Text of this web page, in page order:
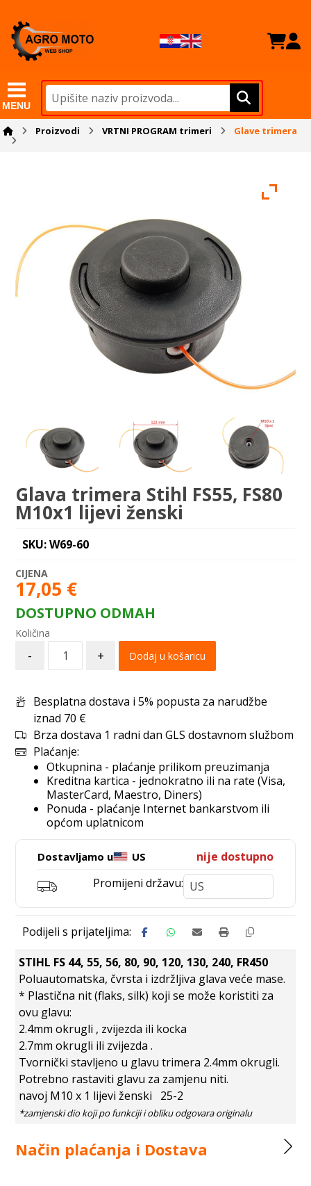
MENU
Proizvodi VRTNI PROGRAM trimeri Glave trimera
Glava trimera Stihl FS55, FS80
M10x1 lijevi ženski
SKU: W69-60
17,05 €
DOSTUPNO ODMAH
- + Dodaj u košaricu
Besplatna dostava i 5% popusta za narudžbe
iznad 70 €
Brza dostava 1 radni dan GLS dostavnom službom
Plaćanje:
Otkupnina - plaćanje prilikom preuzimanja
Kreditna kartica - jednokratno ili na rate (Visa,
MasterCard, Maestro, Diners)
Ponuda - plaćanje Internet bankarstvom ili
općom uplatnicom
Dostavljamo u US
nije dostupno
Promijeni državu:
STIHL FS 44, 55, 56, 80, 90, 120, 130, 240, FR450
Poluautomatska, čvrsta i izdržljiva glava veće mase.
* Plastična nit (flaks, silk) koji se može koristiti za
ovu glavu:
2.4mm okrugli , zvijezda ili kocka
2.7mm okrugli ili zvijezda.
Tvornički stavljeno u glavu trimera 2.4mm okrugli.
Potrebno rastaviti glavu za zamjenu niti.
navoj M10 x 1 lijevi ženski 25-2
Način plaćanja i Dostava